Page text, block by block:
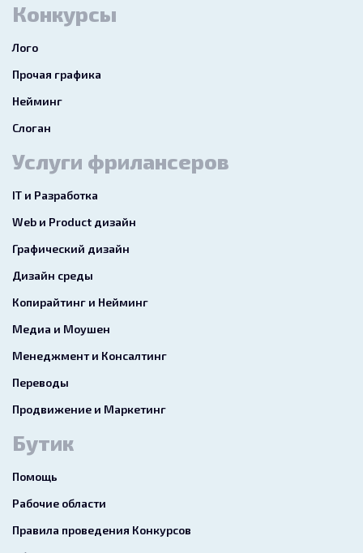
Конкурсы
Лого
Прочая графика
Нейминг
Слоган
Услуги фрилансеров
IT и Разработка
Web и Product дизайн
Графический дизайн
Дизайн среды
Копирайтинг и Нейминг
Медиа и Моушен
Менеджмент и Консалтинг
Переводы
Продвижение и Маркетинг
Бутик
Помощь
Рабочие области
Правила проведения Конкурсов